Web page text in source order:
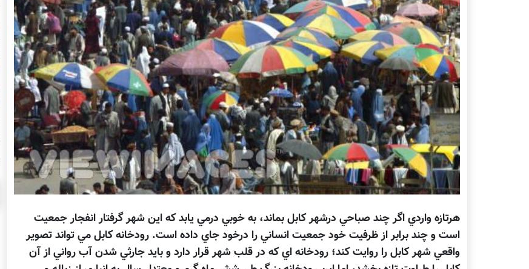
هرتازه واردي اگر چند صباحي درشهر كابل بماند، به خوبي درمي يابد كه اين شهر گرفتار انفجار جمعيت
است و چند برابر از ظرفيت خود جمعيت انساني را درخود جاي داده است. رودخانه كابل مي تواند تصوير
واقعي شهر كابل را روايت كند؛ رودخانه اي كه در قلب شهر قرار دارد و بايد جارثي شدن آب رواني از آن